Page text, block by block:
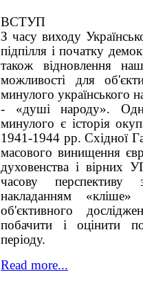
ВСТУП
З часу виходу
підпілля і початку
також відновлення
можливості для
минулого українського
- «душі народу».
минулого є історія
1941-1944 рр. Східної
масового винищення
духовенства і вірних
часову
накладанням
об'єктивного
побачити і оцінити
періоду.
Read more...